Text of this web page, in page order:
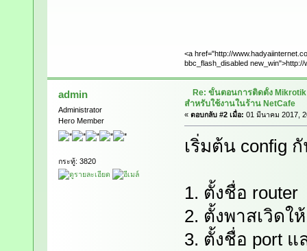
<a href="http://
bbc_flash_disabled
admin
Administrator
Hero Member
กระทู้: 3820
Re: ขั้นตอนการติดตั้ง
สำหรับใช้งานในร้าน NetCafe
« ตอบกลับ #2 เมื่อ: 01 มีนาคม 2017,
เริ่มต้น config
1. ตั้งชื่อ router
2. ตั้งพาสเวิดใ
3. ตั้งชื่อ port แ